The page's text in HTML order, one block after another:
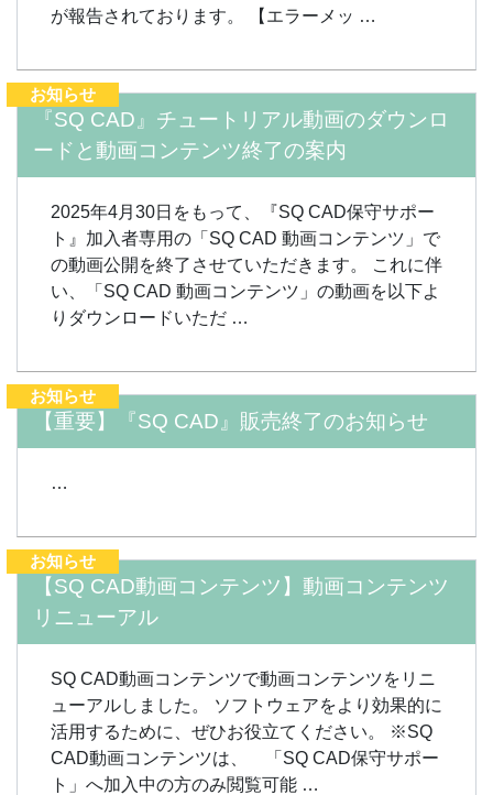
が報告されております。 【エラーメッ …
お知らせ
『SQ CAD』チュートリアル動画のダウンロ
ードと動画コンテンツ終了の案内
2025年4月30日をもって、『SQ CAD保守サポー
ト』加入者専用の「SQ CAD 動画コンテンツ」で
の動画公開を終了させていただきます。 これに伴
い、「SQ CAD 動画コンテンツ」の動画を以下よ
りダウンロードいただ …
お知らせ
【重要】『SQ CAD』販売終了のお知らせ
…
お知らせ
【SQ CAD動画コンテンツ】動画コンテンツ
リニューアル
SQ CAD動画コンテンツで動画コンテンツをリニ
ューアルしました。 ソフトウェアをより効果的に
活用するために、ぜひお役立てください。 ※SQ
CAD動画コンテンツは、 「SQ CAD保守サポー
ト」へ加入中の方のみ閲覧可能 …